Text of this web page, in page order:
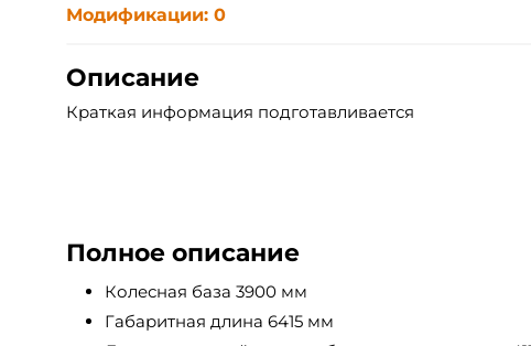
Модификации: 0
Описание
Краткая информация подготавливается
Полное описание
Колесная база 3900 мм
Габаритная длина 6415 мм